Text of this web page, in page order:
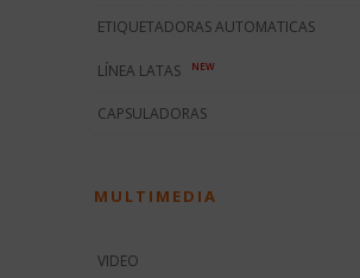
ETIQUETADORAS AUTOMATICAS
LÍNEA LATAS NEW
CAPSULADORAS
MULTIMEDIA
VIDEO